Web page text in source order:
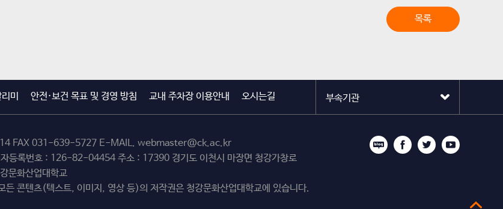
목록
미 안전·보건 목표 및 경영 방침 교내 주차장 이용안내 오시는길
FAX 031-639-5727 E-MAIL. webmaster@ck.ac.kr
자등록번호 : 126-82-04454 주소 : 17390 경기도 이천시 마장면 청강가창로
문화산업대학교
든 콘텐츠(텍스트, 이미지, 영상 등)의 저작권은 청강문화산업대학교에 있습니다.